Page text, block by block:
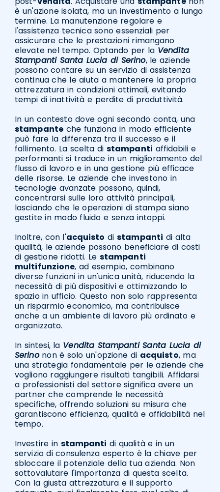
è un'azione isolata, ma un investimento a lungo
termine. La manutenzione regolare e
l'assistenza tecnica sono essenziali per
assicurare che le prestazioni rimangano
elevate nel tempo. Optando per la Vendita
Stampanti Santa Lucia di Serino, le aziende
possono contare su un servizio di assistenza
continua che le aiuta a mantenere la propria
attrezzatura in condizioni ottimali, evitando
tempi di inattività e perdite di produttività.
In un contesto dove ogni secondo conta, una
stampanteche funziona in modo efficiente
può fare la differenza tra il successo e il
fallimento. La scelta di stampanti affidabili e
performanti si traduce in un miglioramento del
flusso di lavoro e in una gestione più efficace
delle risorse. Le aziende che investono in
tecnologie avanzate possono, quindi,
concentrarsi sulle loro attività principali,
lasciando che le operazioni di stampa siano
gestite in modo fluido e senza intoppi.
Inoltre, con l'acquisto distampanti di alta
qualità, le aziende possono beneficiare di costi
di gestione ridotti. Le stampanti
multifunzione, ad esempio, combinano
diverse funzioni in un'unica unità, riducendo la
necessità di più dispositivi e ottimizzando lo
spazio in ufficio. Questo non solo rappresenta
un risparmio economico, ma contribuisce
anche a un ambiente di lavoro più ordinato e
organizzato.
In sintesi, la Vendita Stampanti Santa Lucia di
Serinonon è solo un'opzione di acquisto, ma
una strategia fondamentale per le aziende che
vogliono raggiungere risultati tangibili. Affidarsi
a professionisti del settore significa avere un
partner che comprende le necessità
specifiche, offrendo soluzioni su misura che
garantiscono efficienza, qualità e affidabilità nel
tempo.
Investire in stampanti di qualità e in un
servizio di consulenza esperto è la chiave per
sbloccare il potenziale della tua azienda. Non
sottovalutare l'importanza di questa scelta.
Con la giusta attrezzatura e il supporto